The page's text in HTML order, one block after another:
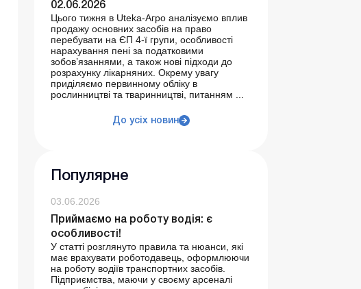
02.06.2026
Цього тижня в Uteka-Агро аналізуємо вплив
продажу основних засобів на право
перебувати на ЄП 4-ї групи, особливості
нарахування пені за податковими
зобов’язаннями, а також нові підходи до
розрахунку лікарняних. Окрему увагу
приділяємо первинному обліку в
рослинництві та тваринництві, питанням ...
До усіх новин
Популярне
03.06.2026
Приймаємо на роботу водія: є
особливості!
У статті розглянуто правила та нюанси, які
має врахувати роботодавець, оформлюючи
на роботу водіїв транспортних засобів.
Підприємства, маючи у своєму арсеналі